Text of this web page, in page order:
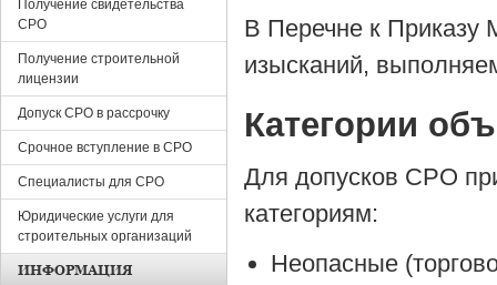
В Перечне к Приказу
изысканий,
Категории
Для допусков СРО
категориям:
Неопасные
Получение свидетельства
СРО
Получение строительной
лицензии
Допуск СРО в рассрочку
Срочное вступление в СРО
Специалисты для СРО
Юридические услуги для
строительных организаций
ИНФОРМАЦИЯ